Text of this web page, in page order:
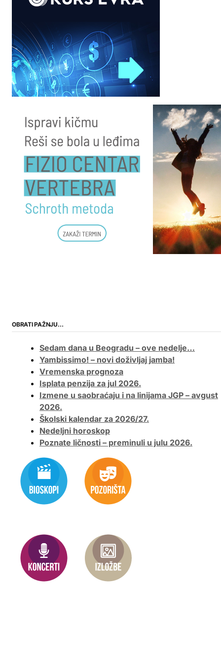
OBRATI PAŽNJU…
Sedam dana u Beogradu – ove nedelje…
Yambissimo! – novi doživljaj jamba!
Vremenska prognoza
Isplata penzija za jul 2026.
Izmene u saobraćaju i na linijama JGP – avgust
2026.
Školski kalendar za 2026/27.
Nedeljni horoskop
Poznate ličnosti – preminuli u julu 2026.